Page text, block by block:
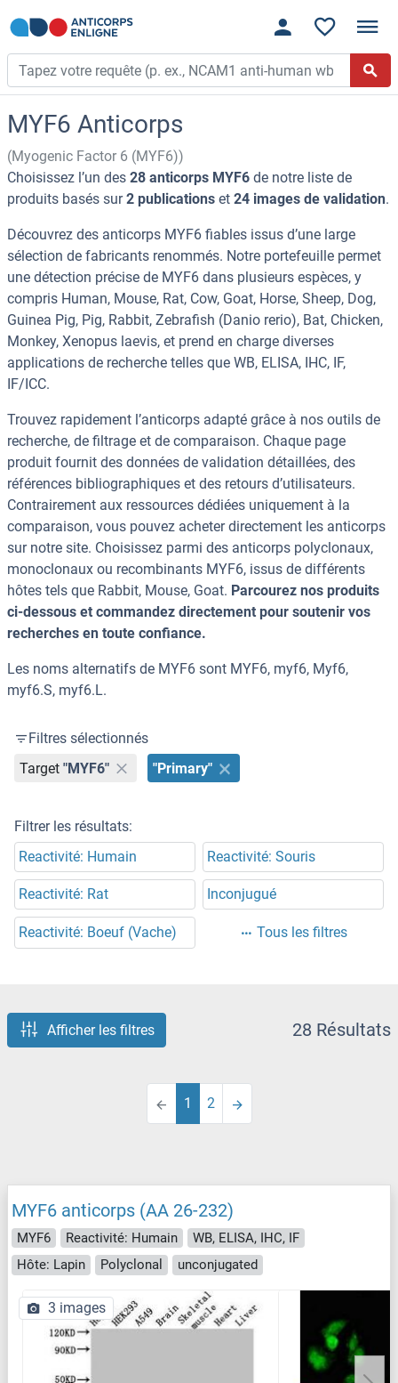
MYF6 Anticorps
(Myogenic Factor 6 (MYF6))
Choisissez l’un des 28 anticorps MYF6 de notre liste de
produits basés sur2 publications et 24 images de validation.
Découvrez des anticorps MYF6 fiables issus d’une large
sélection de fabricants renommés. Notre portefeuille permet
une détection précise de MYF6 dans plusieurs espèces, y
compris Human, Mouse, Rat, Cow, Goat, Horse, Sheep, Dog,
Guinea Pig, Pig, Rabbit, Zebrafish (Danio rerio), Bat, Chicken,
Monkey, Xenopus laevis, et prend en charge diverses
applications de recherche telles que WB, ELISA, IHC, IF,
IF/ICC.
Trouvez rapidement l’anticorps adapté grâce à nos outils de
recherche, de filtrage et de comparaison. Chaque page
produit fournit des données de validation détaillées, des
références bibliographiques et des retours d’utilisateurs.
Contrairement aux ressources dédiées uniquement à la
comparaison, vous pouvez acheter directement les anticorps
sur notre site. Choisissez parmi des anticorps polyclonaux,
monoclonaux ou recombinants MYF6, issus de différents
hôtes tels que Rabbit, Mouse, Goat. Parcourez nos produits
ci-dessous et commandez directement pour soutenir vos
recherches en toute confiance.
Les noms alternatifs de MYF6 sont MYF6, myf6, Myf6,
myf6.S, myf6.L.
Filtres sélectionnés
Target "MYF6" "Primary"
Filtrer les résultats:
Reactivité: Humain
Reactivité: Souris
Reactivité: Rat Inconjugué
Reactivité: Boeuf (Vache) Tous les filtres
Afficher les filtres 28 Résultats
1 2
MYF6 anticorps (AA 26-232)
MYF6 Reactivité: Humain
WB, ELISA, IHC, IF
Hôte: Lapin
Polyclonal unconjugated
3 images